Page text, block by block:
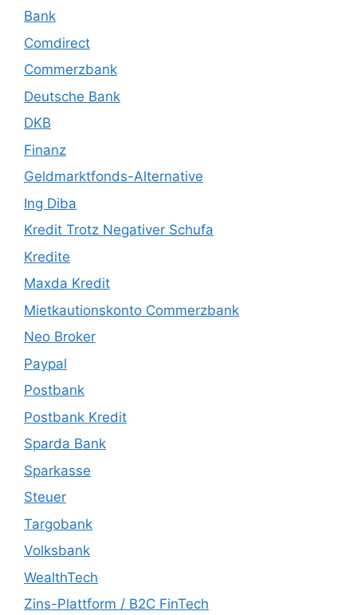
Bank
Comdirect
Commerzbank
Deutsche Bank
DKB
Finanz
Geldmarktfonds-Alternative
Ing Diba
Kredit Trotz Negativer Schufa
Kredite
Maxda Kredit
Mietkautionskonto Commerzbank
Neo Broker
Paypal
Postbank
Postbank Kredit
Sparda Bank
Sparkasse
Steuer
Targobank
Volksbank
WealthTech
Zins-Plattform / B2C FinTech